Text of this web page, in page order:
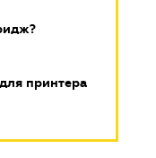
принтера